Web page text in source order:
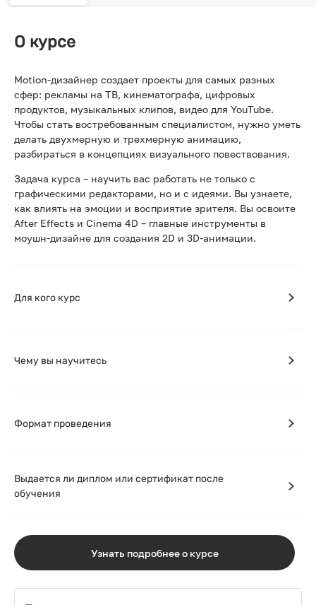
О курсе
Motion-дизайнер создает проекты для самых разных
сфер: рекламы на ТВ, кинематографа, цифровых
продуктов, музыкальных клипов, видео для YouTube.
Чтобы стать востребованным специалистом, нужно уметь
делать двухмерную и трехмерную анимацию,
разбираться в концепциях визуального повествования.
Задача курса – научить вас работать не только с
графическими редакторами, но и с идеями. Вы узнаете,
как влиять на эмоции и восприятие зрителя. Вы освоите
After Effects и Cinema 4D – главные инструменты в
моушн-дизайне для создания 2D и 3D-анимации.
Для кого курс
Чему вы научитесь
Формат проведения
Выдается ли диплом или сертификат после
обучения
Узнать подробнее о курсе